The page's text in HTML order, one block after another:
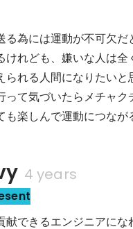
る為には運動が不可欠
けれども、嫌いな人は
られる人間になりたい
って気づいたらメチャ
も楽しんで運動につなが
4 years
献できるエンジニアにな